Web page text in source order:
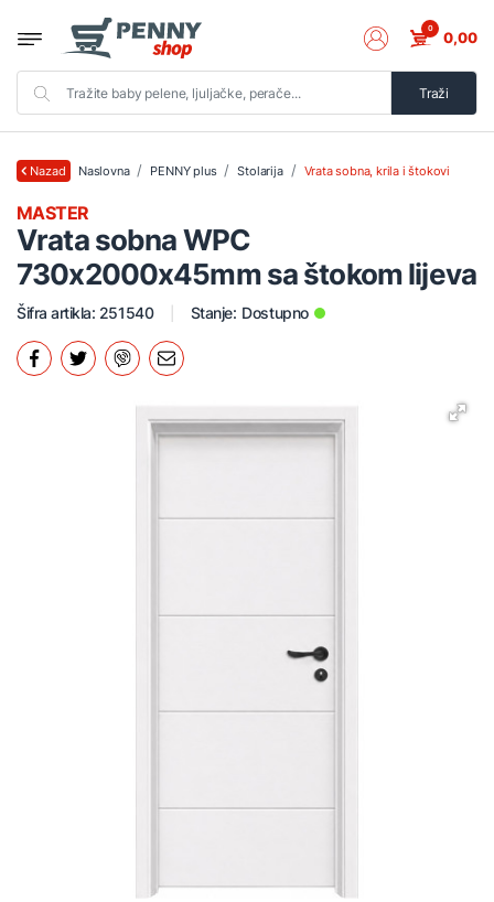
Traži
0 0,00
Nazad Naslovna PENNY plus Stolarija Vrata sobna, krila i štokovi
Vrata sobna WPC
730x2000x45mm sa štokom lijeva
MASTER
Šifra artikla: 251540 Stanje: Dostupno